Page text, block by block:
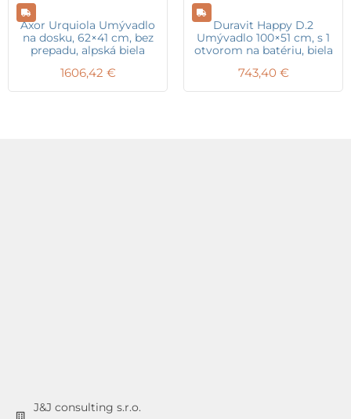
Axor Urquiola Umývadlo
na dosku, 62×41 cm, bez
prepadu, alpská biela
1606,42 €
Duravit Happy D.2
Umývadlo 100×51 cm, s 1
otvorom na batériu, biela
743,40 €
J&J consulting s.r.o.